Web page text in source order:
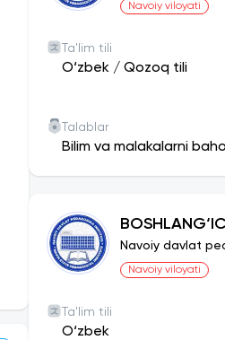
Navoiy viloyati
Ta'lim tili
O‘zbek / Qozoq tili
Talablar
Bilim va malakalarni
Navoiy davlat
Navoiy viloyati
Ta'lim tili
O‘zbek